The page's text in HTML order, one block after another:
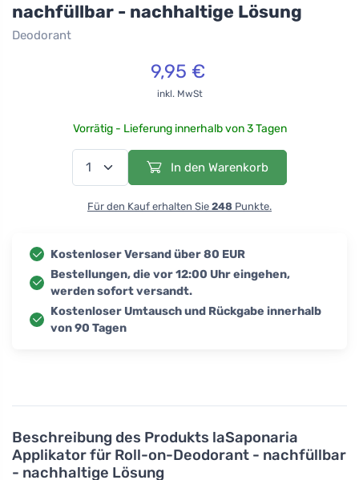
Beschreibung des Produkts laSaponaria
Applikator für Roll-on-Deodorant - nachfüllbar
- nachhaltige Lösung
nachfüllbar - nachhaltige Lösung
Deodorant
9,95 €
inkl. MwSt
Vorrätig - Lieferung innerhalb von 3 Tagen
In den Warenkorb
Für den Kauf erhalten Sie 248 Punkte.
Kostenloser Versand über 80 EUR
Bestellungen, die vor 12:00 Uhr eingehen,
werden sofort versandt.
Kostenloser Umtausch und Rückgabe innerhalb
von 90 Tagen